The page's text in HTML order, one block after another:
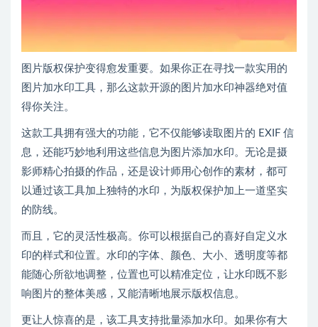
图片版权保护变得愈发重要。如果你正在寻找一款实用的
图片加水印工具，那么这款开源的图片加水印神器绝对值
得你关注。
这款工具拥有强大的功能，它不仅能够读取图片的 EXIF 信
息，还能巧妙地利用这些信息为图片添加水印。无论是摄
影师精心拍摄的作品，还是设计师用心创作的素材，都可
以通过该工具加上独特的水印，为版权保护加上一道坚实
的防线。
而且，它的灵活性极高。你可以根据自己的喜好自定义水
印的样式和位置。水印的字体、颜色、大小、透明度等都
能随心所欲地调整，位置也可以精准定位，让水印既不影
响图片的整体美感，又能清晰地展示版权信息。
更让人惊喜的是，该工具支持批量添加水印。如果你有大